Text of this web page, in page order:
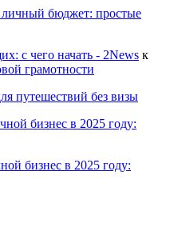
личный бюджет: простые
с чего начать - 2News к
грамотности
путешествий без визы
бизнес в 2025 году:
бизнес в 2025 году: